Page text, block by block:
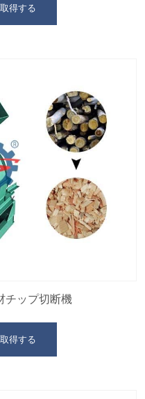
得する
チップ切断機
得する